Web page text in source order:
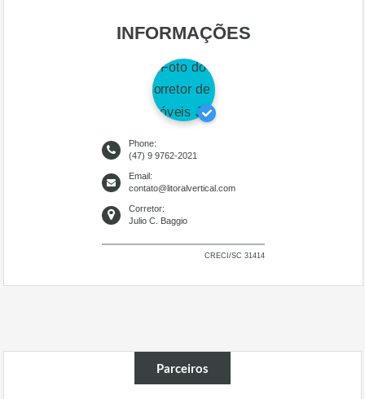
INFORMAÇÕES
Phone:
(47) 9 9762-2021
Email:
contato@litoralvertical.com
Corretor:
Julio C. Baggio
CRECI/SC 31414
Parceiros